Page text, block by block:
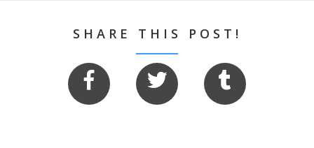
SHARE THIS POST!